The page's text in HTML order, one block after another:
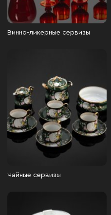
Винно-ликерные сервизы
Чайные сервизы